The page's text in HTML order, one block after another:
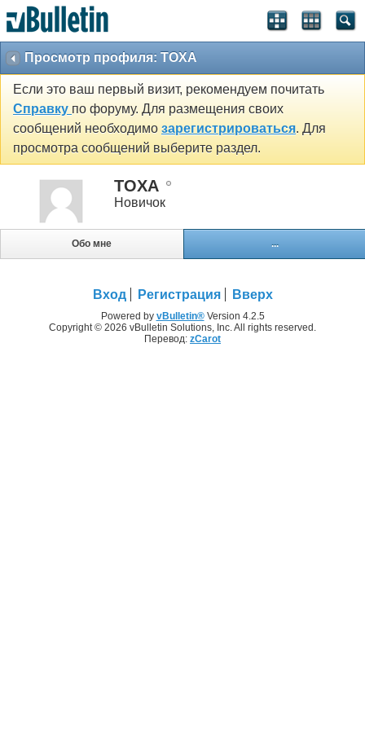
Просмотр профиля: TOXA
Если это ваш первый визит, рекомендуем почитать
Справку по форуму. Для размещения своих
сообщений необходимо зарегистрироваться. Для
просмотра сообщений выберите раздел.
TOXA
Новичок
Обо мне ...
Вход Регистрация Вверх
Powered by vBulletin®Version 4.2.5
Copyright © 2026 vBulletin Solutions, Inc. All rights reserved.
Перевод: zCarot